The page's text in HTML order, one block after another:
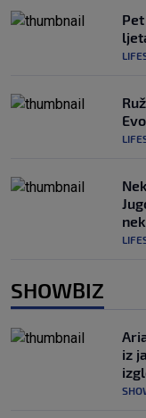
SHOWBIZ
iz